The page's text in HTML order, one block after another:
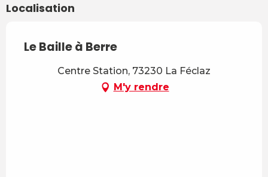
Localisation
Le Baille à Berre
Centre Station, 73230 La Féclaz
M'y rendre